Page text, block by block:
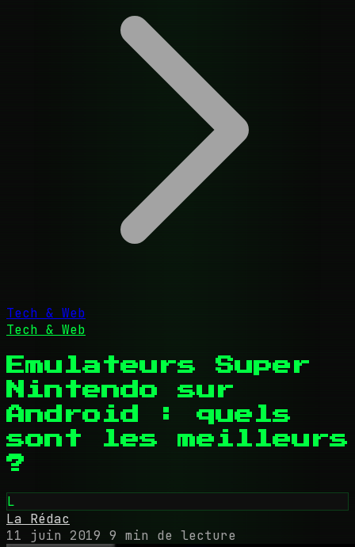
Tech & Web
Tech & Web
Emulateurs Super
Nintendo sur
Android : quels
sont les meilleurs
?
L
La Rédac
11 juin 2019 9 min de lecture